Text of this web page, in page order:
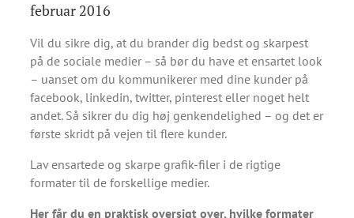
februar 2016
Vil du sikre dig, at du brander dig bedst og skarpest
på de sociale medier – så bør du have et ensartet look
– uanset om du kommunikerer med dine kunder på
facebook, linkedin, twitter, pinterest eller noget helt
andet. Så sikrer du dig høj genkendelighed – og det er
første skridt på vejen til flere kunder.
Lav ensartede og skarpe grafik-filer i de rigtige
formater til de forskellige medier.
Her får du en praktisk oversigt over, hvilke formater